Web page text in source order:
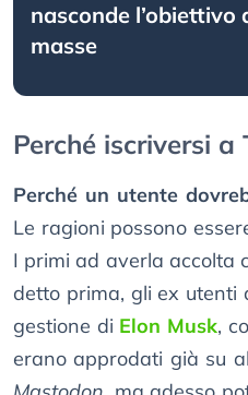
nasconde
masse
Perché iscriversi a
Perché un utente
Le ragioni possono
I primi ad averla accolta
detto prima, gli ex utenti
gestione di Elon Musk,
erano approdati già su